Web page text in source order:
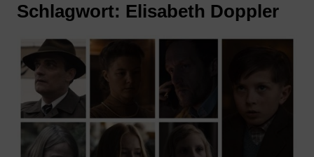
Schlagwort: Elisabeth Doppler